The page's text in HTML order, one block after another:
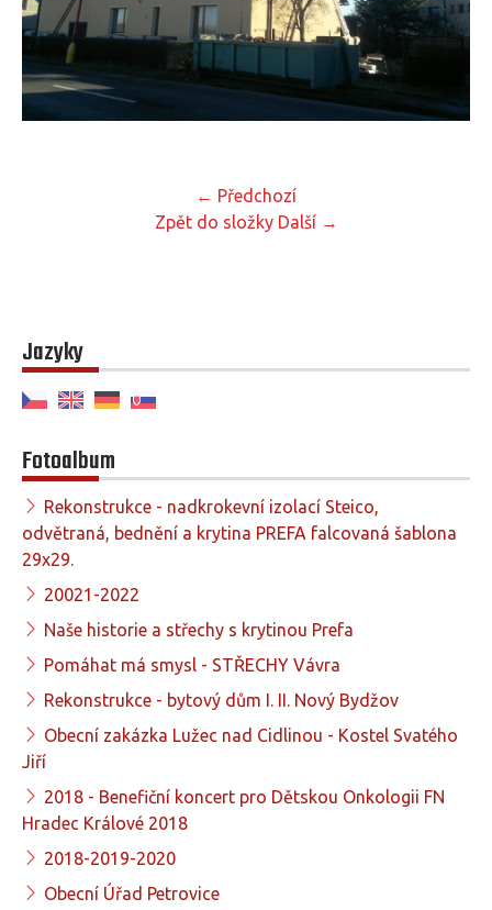
← Předchozí
Zpět do složky Další →
Jazyky
Fotoalbum
Rekonstrukce - nadkrokevní izolací Steico,
odvětraná, bednění a krytina PREFA falcovaná šablona
29x29.
20021-2022
Naše historie a střechy s krytinou Prefa
Pomáhat má smysl - STŘECHY Vávra
Rekonstrukce - bytový dům I. II. Nový Bydžov
Obecní zakázka Lužec nad Cidlinou - Kostel Svatého
Jiří
2018 - Benefiční koncert pro Dětskou Onkologii FN
Hradec Králové 2018
2018-2019-2020
Obecní Úřad Petrovice